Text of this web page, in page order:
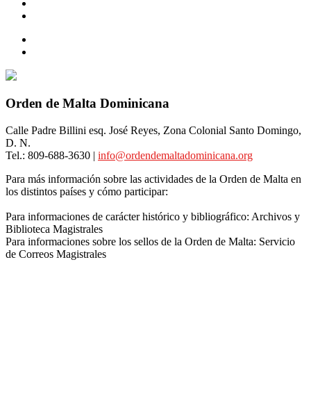
Orden de Malta Dominicana
Calle Padre Billini esq. José Reyes, Zona Colonial Santo Domingo,
D. N.
Tel.: 809-688-3630 | info@ordendemaltadominicana.org
Para más información sobre las actividades de la Orden de Malta en
los distintos países y cómo participar:
Para informaciones de carácter histórico y bibliográfico: Archivos y
Biblioteca Magistrales
Para informaciones sobre los sellos de la Orden de Malta: Servicio
de Correos Magistrales